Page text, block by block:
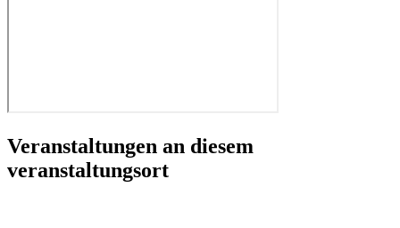
Veranstaltungen an diesem
veranstaltungsort